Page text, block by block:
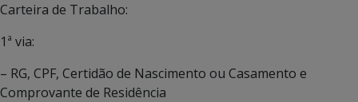
Carteira de Trabalho:
1ª via:
– RG, CPF, Certidão de Nascimento ou Casamento e
Comprovante de Residência